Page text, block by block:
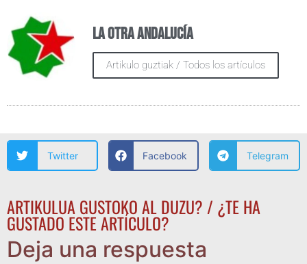
La otra Andalucía
Artikulo guztiak / Todos los artículos
Twitter Facebook Telegram
ARTIKULUA GUSTOKO AL DUZU? / ¿TE HA
GUSTADO ESTE ARTÍCULO?
Deja una respuesta